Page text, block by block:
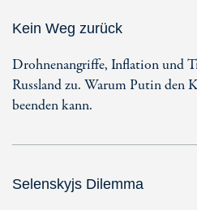
Kein Weg zurück
Drohnenangriffe, Inflation und
Russland zu. Warum Putin den
beenden kann.
Selenskyjs Dilemma